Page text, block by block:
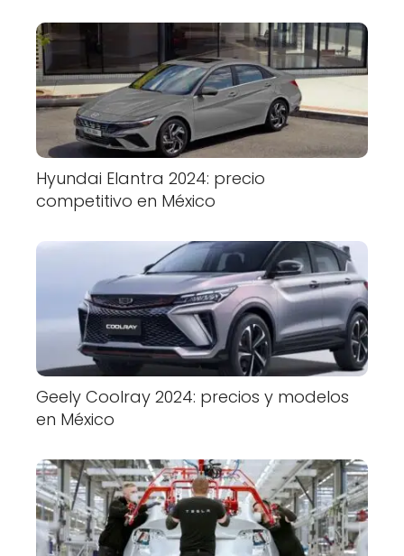
Hyundai Elantra 2024: precio
competitivo en México
Geely Coolray 2024: precios y modelos
en México